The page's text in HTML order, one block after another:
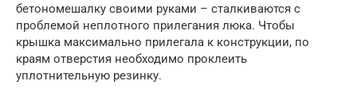
бетономешалку своими руками – сталкиваются с
проблемой неплотного прилегания люка. Чтобы
крышка максимально прилегала к конструкции, по
краям отверстия необходимо проклеить
уплотнительную резинку.